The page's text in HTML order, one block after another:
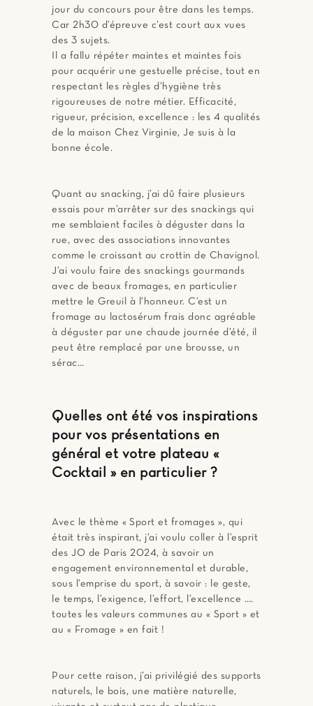
jour du concours pour être dans les temps.
Car 2h30 d’épreuve c’est court aux vues
des 3 sujets.
Il a fallu répéter maintes et maintes fois
pour acquérir une gestuelle précise, tout en
respectant les règles d’hygiène très
rigoureuses de notre métier. Efficacité,
rigueur, précision, excellence : les 4 qualités
de la maison Chez Virginie, Je suis à la
bonne école.
Quant au snacking, j’ai dû faire plusieurs
essais pour m’arrêter sur des snackings qui
me semblaient faciles à déguster dans la
rue, avec des associations innovantes
comme le croissant au crottin de Chavignol.
J’ai voulu faire des snackings gourmands
avec de beaux fromages, en particulier
mettre le Greuil à l’honneur. C’est un
fromage au lactosérum frais donc agréable
à déguster par une chaude journée d’été, il
peut être remplacé par une brousse, un
sérac…
Quelles ont été vos inspirations
pour vos présentations en
général et votre plateau «
Cocktail » en particulier ?
Avec le thème « Sport et fromages », qui
était très inspirant, j’ai voulu coller à l’esprit
des JO de Paris 2024, à savoir un
engagement environnemental et durable,
sous l’emprise du sport, à savoir : le geste,
le temps, l’exigence, l’effort, l’excellence ….
toutes les valeurs communes au « Sport » et
au « Fromage » en fait !
Pour cette raison, j’ai privilégié des supports
naturels, le bois, une matière naturelle,